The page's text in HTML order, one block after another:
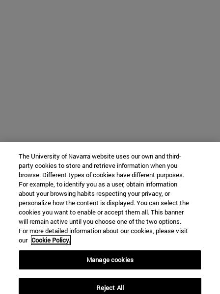
The University of Navarra website uses our own and third-
party cookies to store and retrieve information when you
browse. Different types of cookies have different purposes.
For example, to identify you as a user, obtain information
about your browsing habits respecting your privacy, or
personalize how the content is displayed. You can select the
cookies you want to enable or accept them all. This banner
will remain active until you choose one of the two options.
For more detailed information about our cookies, please visit
our Cookie Policy.
Manage cookies
Reject All